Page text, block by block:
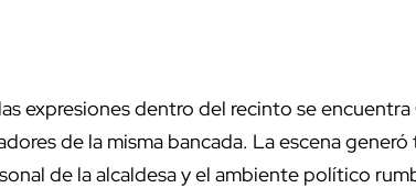
expresiones dentro del recinto se encuentra
de la misma bancada. La escena
de la alcaldesa y el ambiente político